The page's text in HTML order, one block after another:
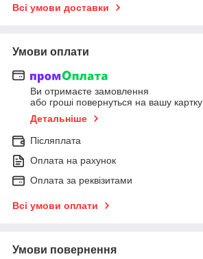
Всі умови доставки
Умови оплати
Ви отримаєте замовлення
або гроші повернуться на вашу картку
Детальніше
Післяплата
Оплата на рахунок
Оплата за реквізитами
Всі умови оплати
Умови повернення